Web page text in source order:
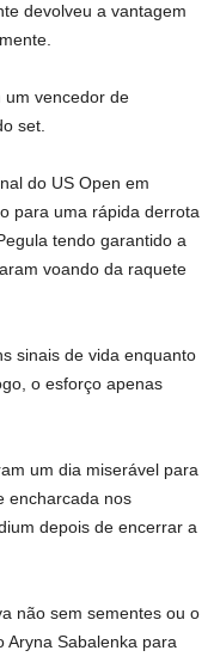
devolveu a vantagem
um vencedor de
set.
do US Open em
para uma rápida derrota
tendo garantido a
voando da raquete
sinais de vida enquanto
o esforço apenas
um dia miserável para
encharcada nos
depois de encerrar a
não sem sementes ou o
Aryna Sabalenka para